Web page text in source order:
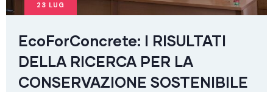
23 LUG
EcoForConcrete: I RISULTATI
DELLA RICERCA PER LA
CONSERVAZIONE SOSTENIBILE